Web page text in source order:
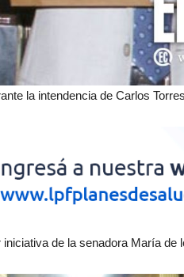
la intendencia de Carlos
iniciativa de la senadora María